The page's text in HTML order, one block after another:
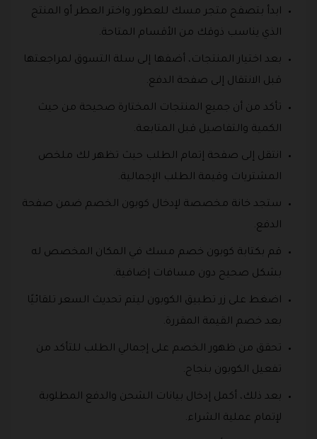
ابدأ بتصفح متجر مسك للعطور واختر العطر أو المنتج
الذي يناسب ذوقك من الأقسام المتاحة.
بعد اختيار المنتجات، أضفها إلى سلة التسوق لمراجعتها
قبل الانتقال إلى صفحة الدفع.
تأكد من أن جميع المنتجات المختارة صحيحة من حيث
الكمية والتفاصيل قبل المتابعة.
انتقل إلى صفحة إتمام الطلب حيث تظهر لك ملخص
المشتريات وقيمة الطلب الإجمالية.
ستجد خانة مخصصة لإدخال كوبون الخصم ضمن صفحة
الدفع.
قم بكتابة كوبون خصم مسك في المكان المخصص له
بشكل صحيح دون مسافات إضافية.
اضغط على زر تطبيق الكوبون ليتم تحديث السعر تلقائيًا
بعد خصم القيمة المقررة.
تحقق من ظهور الخصم على إجمالي الطلب للتأكد من
تفعيل الكوبون بنجاح.
بعد ذلك، أكمل إدخال بيانات الشحن والدفع المطلوبة
لإتمام عملية الشراء.